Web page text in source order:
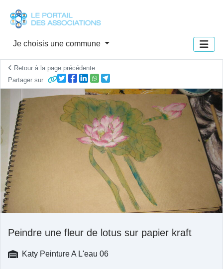
Je choisis une commune
Retour à la page précédente
Partager sur
Peindre une fleur de lotus sur papier kraft
Katy Peinture A L'eau 06